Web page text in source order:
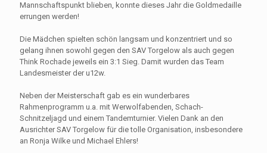
Mannschaftspunkt blieben, konnte dieses Jahr die Goldmedaille
errungen werden!
Die Mädchen spielten schön langsam und konzentriert und so
gelang ihnen sowohl gegen den SAV Torgelow als auch gegen
Think Rochade jeweils ein 3:1 Sieg. Damit wurden das Team
Landesmeister der u12w.
Neben der Meisterschaft gab es ein wunderbares
Rahmenprogramm u.a. mit Werwolfabenden, Schach-
Schnitzeljagd und einem Tandemturnier. Vielen Dank an den
Ausrichter SAV Torgelow für die tolle Organisation, insbesondere
an Ronja Wilke und Michael Ehlers!